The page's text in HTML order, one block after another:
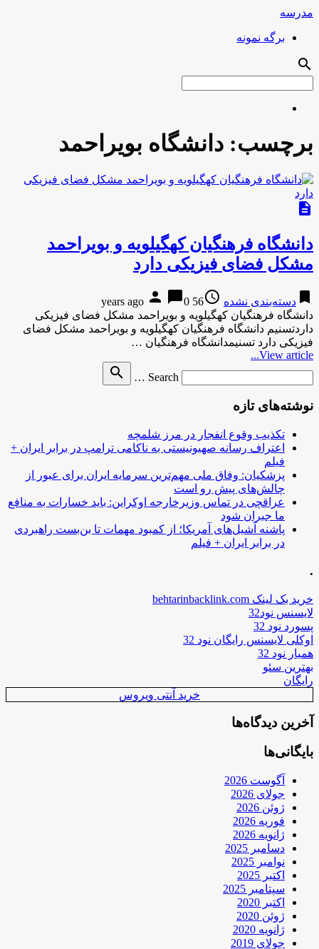
مدرسه
برگه نمونه
search
برچسب: دانشگاه بویراحمد
description
دانشگاه فرهنگیان کهگیلویه و بویراحمد
مشکل فضای فیزیکی دارد
bookmark دسته‌بندی نشده access_time
56 years ago
person chat_bubble0
دانشگاه فرهنگیان کهگیلویه و بویراحمد مشکل فضای فیزیکی
داردتسنیم دانشگاه فرهنگیان کهگیلویه و بویراحمد مشکل فضای
فیزیکی دارد تسنیمدانشگاه فرهنگیان …
View article...
Search …
search
نوشته‌های تازه
تکذیب وقوع انفجار در مرز شلمچه
اعتراف رسانه صهیونیستی به ناکامی ترامپ در برابر ایران +
فیلم
پزشکیان: وفاق ملی مهم‌ترین سرمایه ایران برای عبور از
چالش‌های پیش رو است
عراقچی در تماس وزیرخارجه اوکراین: باید خسارات به منافع
ما جبران شود
پاشنه آشیل‌های آمریکا؛ از کمبود مهمات تا بن‌بست راهبردی
در برابر ایران + فیلم
.
خرید بک لینک behtarinbacklink.com
لایسنس نود32
پسورد نود 32
اوکلی لایسنس رایگان نود 32
همیار نود 32
بهترین سئو
رایگان
خرید آنتی ویروس
آخرین دیدگاه‌ها
بایگانی‌ها
آگوست 2026
جولای 2026
ژوئن 2026
فوریه 2026
ژانویه 2026
دسامبر 2025
نوامبر 2025
اکتبر 2025
سپتامبر 2025
اکتبر 2020
ژوئن 2020
ژانویه 2020
جولای 2019